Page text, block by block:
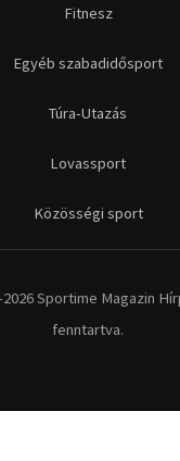
Fitnesz
Egyéb szabadidősport
Túra-Utazás
Lovassport
Közösségi sport
Sportime Magazin
fenntartva.